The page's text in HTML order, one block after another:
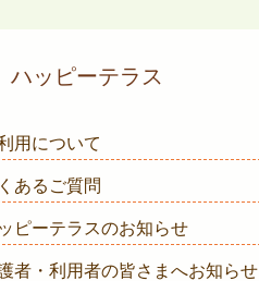
ハッピーテラス
用について
あるご質問
ピーテラスのお知らせ
者・利用者の皆さまへお知らせ